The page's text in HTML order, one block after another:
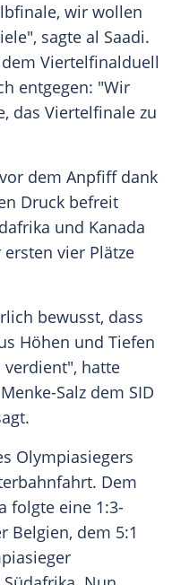
wir wollen
sagte al Saadi.
Viertelfinalduell
entgegen: "Wir
das Viertelfinale zu
dem Anpfiff dank
Druck befreit
und Kanada
vier Plätze
bewusst, dass
Höhen und Tiefen
hatte
Salz dem SID
Olympiasiegers
Dem
folgte eine 1:3-
Belgien, dem 5:1